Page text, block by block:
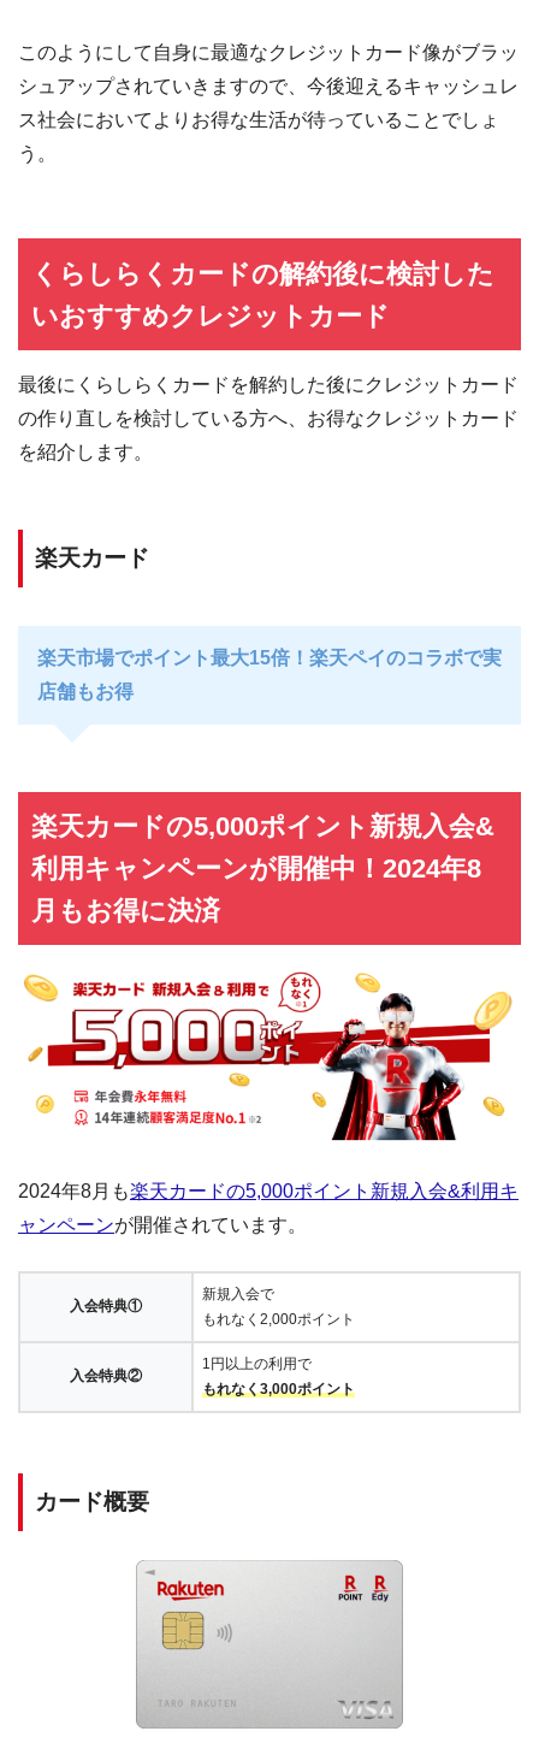
このようにして自身に最適なクレジットカード像がブラッ
シュアップされていきますので、今後迎えるキャッシュレ
ス社会においてよりお得な生活が待っていることでしょ
う。
くらしらくカードの解約後に検討した
いおすすめクレジットカード
最後にくらしらくカードを解約した後にクレジットカード
の作り直しを検討している方へ、お得なクレジットカード
を紹介します。
楽天カード
楽天市場でポイント最大15倍！楽天ペイのコラボで実
店舗もお得
楽天カードの5,000ポイント新規入会&
利用キャンペーンが開催中！2024年8
月もお得に決済
2024年8月も楽天カードの5,000ポイント新規入会&利用キ
ャンペーンが開催されています。
入会特典①
新規入会で
もれなく2,000ポイント
入会特典②
1円以上の利用で
もれなく3,000ポイント
カード概要